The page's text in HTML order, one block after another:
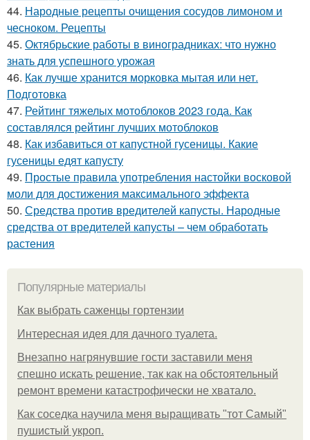
44. Народные рецепты очищения сосудов лимоном и
чесноком. Рецепты
45. Октябрьские работы в виноградниках: что нужно
знать для успешного урожая
46. Как лучше хранится морковка мытая или нет.
Подготовка
47. Рейтинг тяжелых мотоблоков 2023 года. Как
составлялся рейтинг лучших мотоблоков
48. Как избавиться от капустной гусеницы. Какие
гусеницы едят капусту
49. Простые правила употребления настойки восковой
моли для достижения максимального эффекта
50. Средства против вредителей капусты. Народные
средства от вредителей капусты – чем обработать
растения
Популярные материалы
Как выбрать саженцы гортензии
Интересная идея для дачного туалета.
Внезапно нагрянувшие гости заставили меня
спешно искать решение, так как на обстоятельный
ремонт времени катастрофически не хватало.
Как соседка научила меня выращивать "тот Самый"
пушистый укроп.